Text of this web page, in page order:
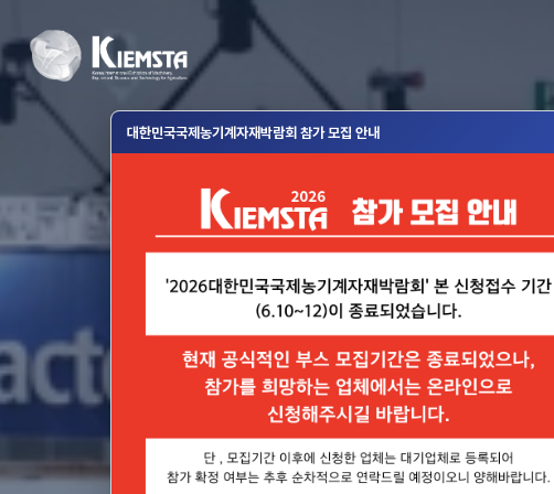
2026
대한민국국제농기계자
2026. 11. 4(수) ~ 11.
대한민국국제농기계자재박람회 참가 모집 안내